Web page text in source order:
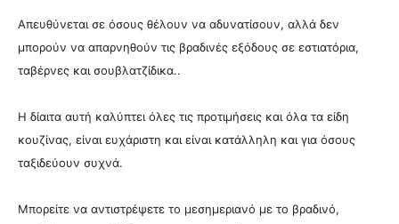
Απευθύνεται σε όσους θέλουν να αδυνατίσουν, αλλά δεν
μπορούν να απαρνηθούν τις βραδινές εξόδους σε εστιατόρια,
ταβέρνες και σουβλατζίδικα..
Η δίαιτα αυτή καλύπτει όλες τις προτιμήσεις και όλα τα είδη
κουζίνας, είναι ευχάριστη και είναι κατάλληλη και για όσους
ταξιδεύουν συχνά.
Μπορείτε να αντιστρέψετε το μεσημεριανό με το βραδινό,